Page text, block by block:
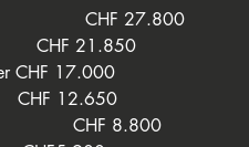
CHF 27.800
CHF 21.850
CHF 17.000
CHF 12.650
CHF 8.800